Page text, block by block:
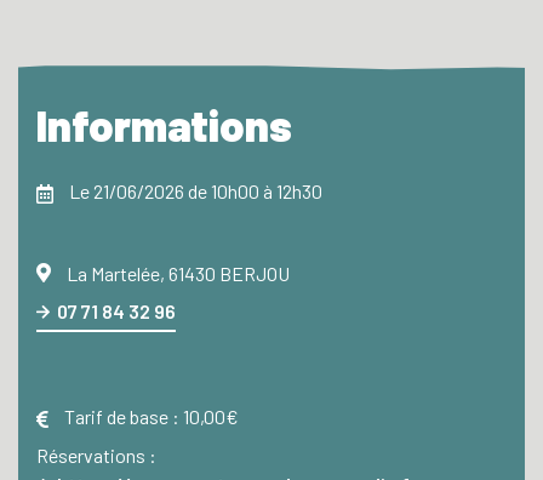
Informations
Le 21/06/2026 de 10h00 à 12h30
La Martelée, 61430 BERJOU
07 71 84 32 96
Tarif de base : 10,00€
Réservations :